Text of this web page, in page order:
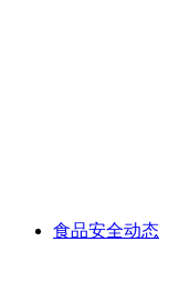
食品安全动态